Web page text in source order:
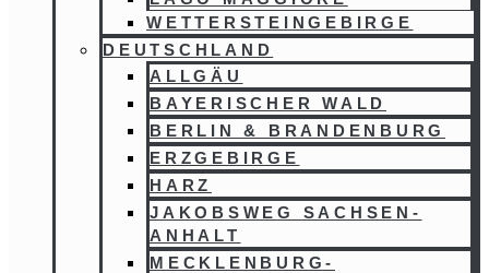
WETTERSTEINGEBIRGE
DEUTSCHLAND
ALLGÄU
BAYERISCHER WALD
BERLIN & BRANDENBURG
ERZGEBIRGE
HARZ
JAKOBSWEG SACHSEN-
ANHALT
MECKLENBURG-